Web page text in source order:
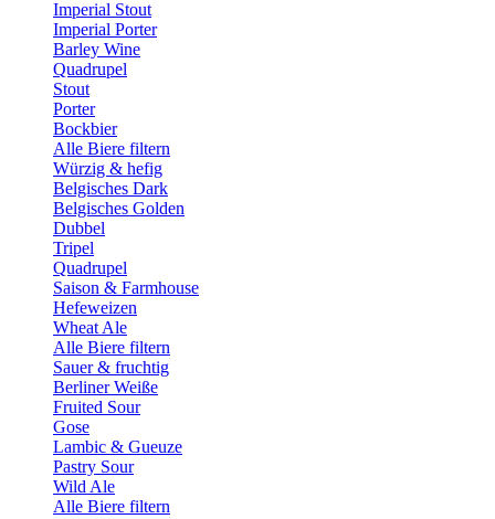
Imperial Stout
Imperial Porter
Barley Wine
Quadrupel
Stout
Porter
Bockbier
Alle Biere filtern
Würzig & hefig
Belgisches Dark
Belgisches Golden
Dubbel
Tripel
Quadrupel
Saison & Farmhouse
Hefeweizen
Wheat Ale
Alle Biere filtern
Sauer & fruchtig
Berliner Weiße
Fruited Sour
Gose
Lambic & Gueuze
Pastry Sour
Wild Ale
Alle Biere filtern